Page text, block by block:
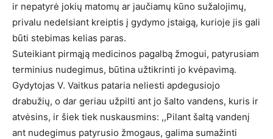
ir nepatyrė jokių matomų ar jaučiamų kūno sužalojimų,
privalu nedelsiant kreiptis į gydymo įstaigą, kurioje jis gali
būti stebimas kelias paras.
Suteikiant pirmąją medicinos pagalbą žmogui, patyrusiam
terminius nudegimus, būtina užtikrinti jo kvėpavimą.
Gydytojas V. Vaitkus pataria neliesti apdegusiojo
drabužių, o dar geriau užpilti ant jo šalto vandens, kuris ir
atvėsins, ir šiek tiek nuskausmins: ,,Pilant šaltą vandenį
ant nudegimus patyrusio žmogaus, galima sumažinti